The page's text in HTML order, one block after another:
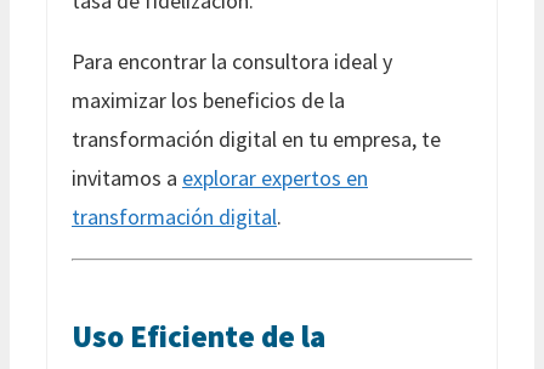
Para encontrar la consultora ideal y
maximizar los beneficios de la
transformación digital en tu empresa, te
invitamos a explorar expertos en
transformación digital.
Uso Eficiente de la